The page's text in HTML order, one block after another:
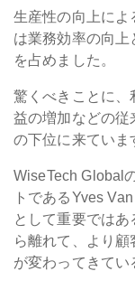
生産性の向上によ
は業務効率の向
を占めました。
驚くべきことに、
益の増加などの従
の下位に来ていま
WiseTech Global
トであるYves
として重要では
ら離れて、より
が変わってきてい